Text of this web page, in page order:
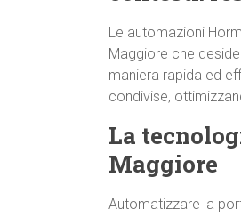
Le automazioni
Maggiore che
maniera rapida ed
condivise,
La
Maggiore
Automatizzare la